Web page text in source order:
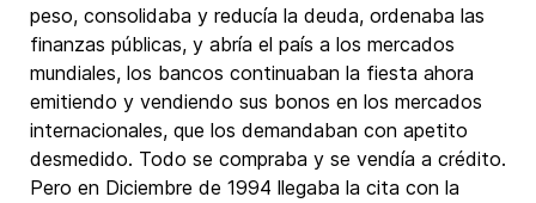
peso, consolidaba y reducía la deuda, ordenaba las
finanzas públicas, y abría el país a los mercados
mundiales, los bancos continuaban la fiesta ahora
emitiendo y vendiendo sus bonos en los mercados
internacionales, que los demandaban con apetito
desmedido. Todo se compraba y se vendía a crédito.
Pero en Diciembre de 1994 llegaba la cita con la